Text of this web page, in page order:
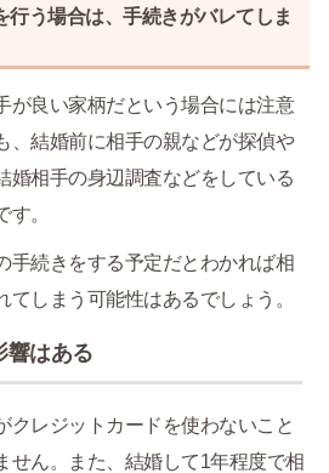
行う場合は、手続きがバレてしま
が良い家柄だという場合には注意
、結婚前に相手の親などが探偵や
婚相手の身辺調査などをしている
。
手続きをする予定だとわかれば相
しまう可能性はあるでしょう。
響はある
クレジットカードを使わないこと
せん。また、結婚して1年程度で相